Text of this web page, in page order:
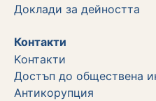
Дoклади за дейността
Контакти
Kонтакти
Достъп до обществена
Aнтикорупция